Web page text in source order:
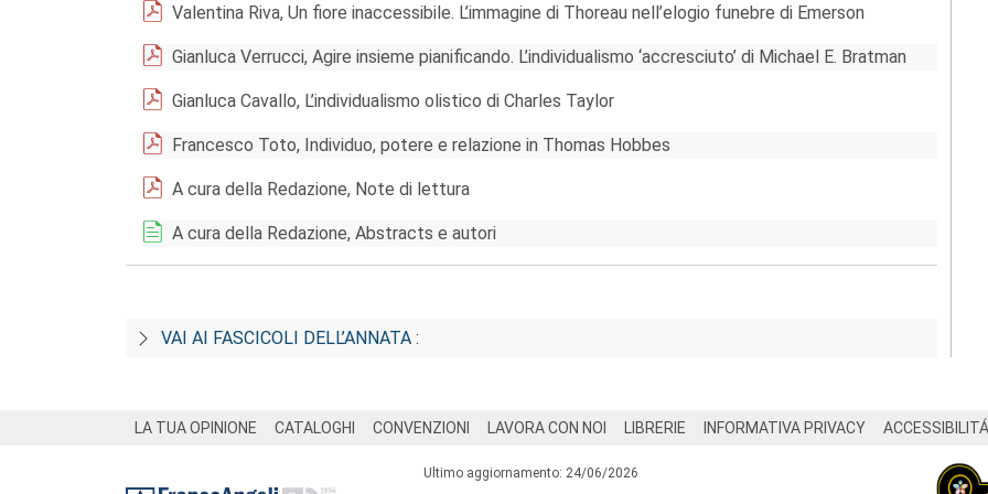
Valentina Riva, Un fiore inaccessibile. L’immagine di Thoreau nell’elogio funebre di Emerson
Gianluca Verrucci, Agire insieme pianificando. L’individualismo ‘accresciuto’ di Michael E. Bratman
Gianluca Cavallo, L’individualismo olistico di Charles Taylor
Francesco Toto, Individuo, potere e relazione in Thomas Hobbes
A cura della Redazione, Note di lettura
A cura della Redazione, Abstracts e autori
VAI AI FASCICOLI DELL’ANNATA :
LA TUA OPINIONE CATALOGHI CONVENZIONI LAVORA CON NOI LIBRERIE INFORMATIVA PRIVACY ACCESSIBILITÁ
Ultimo aggiornamento: 24/06/2026